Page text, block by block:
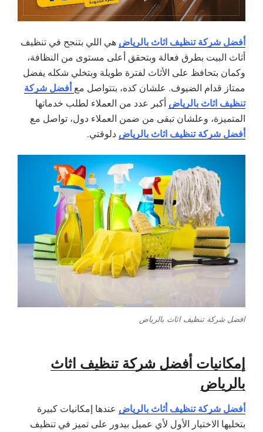
أفضل شركة تنظيف اثاث بالرياض هي اللي بتنجح في تنظيف
أثاث البيت بطرق فعالة وبتحقق أعلى مستوى من النظافة،
وكمان بتحافظ على الأثاث لفترة طويلة وبتخلي شكله يفضل
ممتاز قدام الضيوف. علشان كده، بتتواصل معأفضل شركة
تنظيف اثاث بالرياض أكبر عدد من العملاء لطلب خدماتها
المتميزة، وعلشان تبقى من ضمن العملاء دول، تواصل مع
أفضل شركة تنظيف اثاث بالرياض دلوقتي.
افضل شركة تنظيف اثاث بالرياض
إمكانيات أفضل شركة تنظيف اثاث
بالرياض
أفضل شركة تنظيف أثاث بالرياض عندها إمكانيات كبيرة
بتخليها الاختيار الأول لأي عميل بيدور على تميز في تنظيف